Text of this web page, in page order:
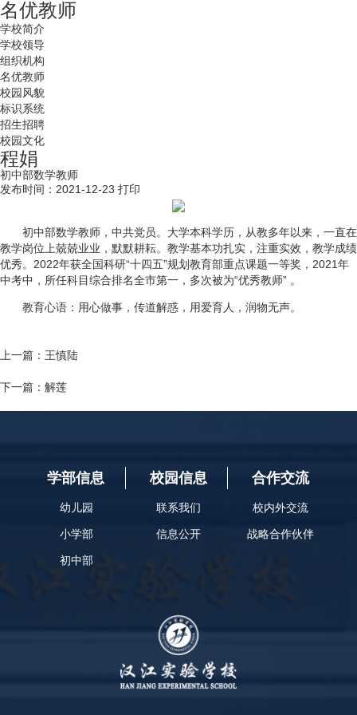
名优教师
学校简介
学校领导
组织机构
名优教师
校园风貌
标识系统
招生招聘
校园文化
程娟
初中部数学教师
发布时间：2021-12-23 打印
初中部数学教师， 中共党员。大学本科学历，从教多年以来，一直在
教学岗位上兢兢业业，默默耕耘。教学基本功扎实，注重实效，教学成绩
优秀。2022年获全国科研“十四五”规划教育部重点课题一等奖，2021年
中考中，所任科目综合排名全市第一，多次被为“优秀教师” 。
教育心语：用心做事，传道解惑，用爱育人，润物无声。
上一篇： ​王慎陆
下一篇： ​解莲
学部信息
幼儿园
小学部
初中部
校园信息
联系我们
信息公开
合作交流
校内外交流
战略合作伙伴